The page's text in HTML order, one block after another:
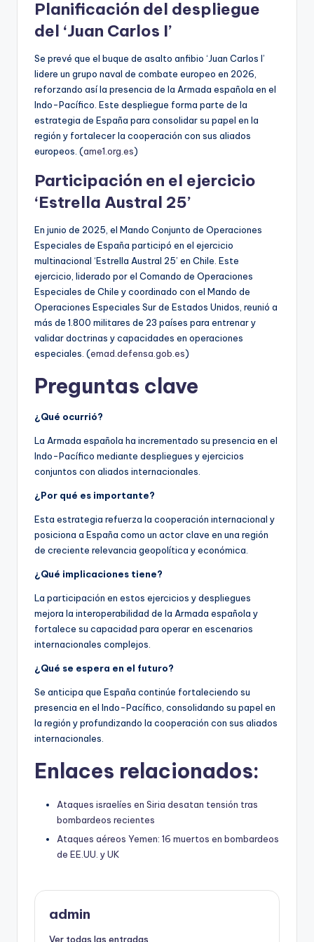
Planificación del despliegue
del ‘Juan Carlos I’
Se prevé que el buque de asalto anfibio ‘Juan Carlos I’
lidere un grupo naval de combate europeo en 2026,
reforzando así la presencia de la Armada española en el
Indo-Pacífico. Este despliegue forma parte de la
estrategia de España para consolidar su papel en la
región y fortalecer la cooperación con sus aliados
europeos. (ame1.org.es)
Participación en el ejercicio
‘Estrella Austral 25’
En junio de 2025, el Mando Conjunto de Operaciones
Especiales de España participó en el ejercicio
multinacional ‘Estrella Austral 25’ en Chile. Este
ejercicio, liderado por el Comando de Operaciones
Especiales de Chile y coordinado con el Mando de
Operaciones Especiales Sur de Estados Unidos, reunió a
más de 1.800 militares de 23 países para entrenar y
validar doctrinas y capacidades en operaciones
especiales. (emad.defensa.gob.es)
Preguntas clave
¿Qué ocurrió?
La Armada española ha incrementado su presencia en el
Indo-Pacífico mediante despliegues y ejercicios
conjuntos con aliados internacionales.
¿Por qué es importante?
Esta estrategia refuerza la cooperación internacional y
posiciona a España como un actor clave en una región
de creciente relevancia geopolítica y económica.
¿Qué implicaciones tiene?
La participación en estos ejercicios y despliegues
mejora la interoperabilidad de la Armada española y
fortalece su capacidad para operar en escenarios
internacionales complejos.
¿Qué se espera en el futuro?
Se anticipa que España continúe fortaleciendo su
presencia en el Indo-Pacífico, consolidando su papel en
la región y profundizando la cooperación con sus aliados
internacionales.
Enlaces relacionados:
Ataques israelíes en Siria desatan tensión tras
bombardeos recientes
Ataques aéreos Yemen: 16 muertos en bombardeos
de EE.UU. y UK
admin
Ver todas las entradas